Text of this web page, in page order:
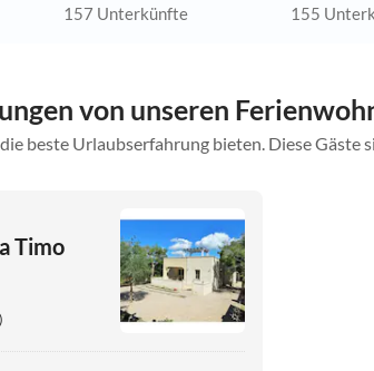
157 Unterkünfte 155
von unseren
beste Urlaubserfahrung bieten. Diese Gäste
Timo